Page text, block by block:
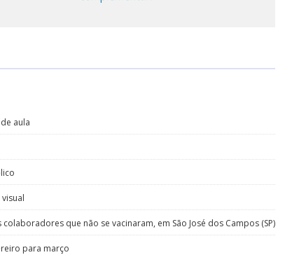
aula
que não se vacinaram, em São José dos Campos (SP)
para março